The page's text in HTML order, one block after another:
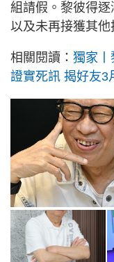
組請假。黎彼得逐
以及未再接獲其他
相關閱讀： 獨家丨
證實死訊 揭好友3